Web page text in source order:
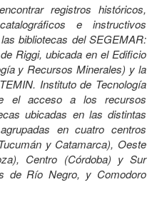
registros históricos,
e instructivos
bibliotecas del SEGEMAR:
Riggi, ubicada en el Edificio
y Recursos Minerales) y la
Instituto de Tecnología
el acceso a los recursos
ubicadas en las distintas
en cuatro centros
y Catamarca), Oeste
Centro (Córdoba) y Sur
de Río Negro, y Comodoro